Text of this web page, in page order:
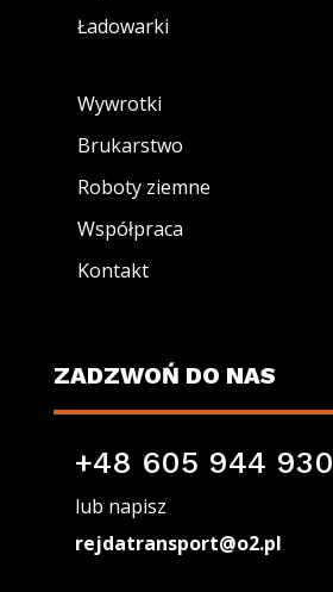
Ładowarki
Wywrotki
Brukarstwo
Roboty ziemne
Współpraca
Kontakt
ZADZWOŃ DO NAS
+48 605 944 930
lub napisz
rejdatransport@o2.pl